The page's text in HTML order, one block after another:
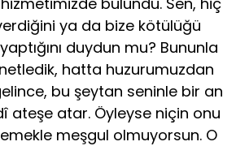
ya da bize kötülüğü
duydun mu? Bununla
hatta huzurumuzdan
bu şeytan seninle bir an
ateşe atar. Öyleyse niçin onu
meşgul olmuyorsun. O